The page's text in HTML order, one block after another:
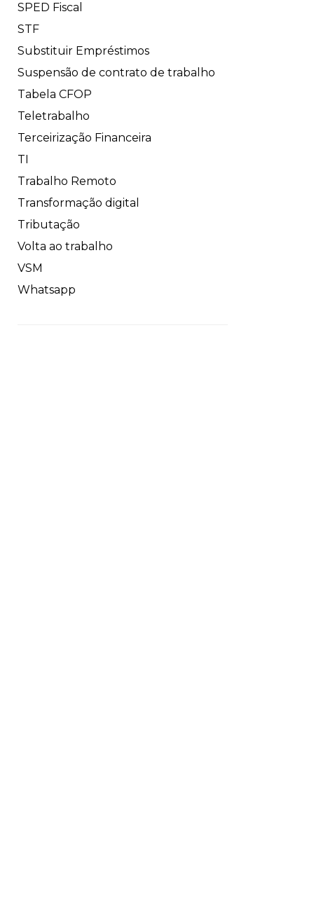
SPED Fiscal
STF
Substituir Empréstimos
Suspensão de contrato de trabalho
Tabela CFOP
Teletrabalho
Terceirização Financeira
TI
Trabalho Remoto
Transformação digital
Tributação
Volta ao trabalho
VSM
Whatsapp